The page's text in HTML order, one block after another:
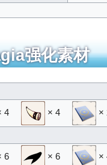
强化素材
4 × 4 ×
6 × 6 ×